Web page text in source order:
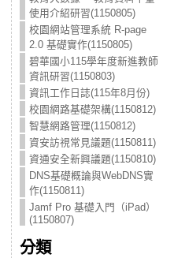
使用介紹研習(1150805)
校園網站管理系統 R-page
2.0 基礎實作(1150805)
碧華國小115學年度新進教師
資訊研習(1150803)
資訊工作日誌(115年8月份)
校園網路基礎架構(1150812)
智慧網路管理(1150812)
資安訪視常見議題(1150811)
資通安全新興議題(1150810)
DNS基礎概論與WebDNS實
作(1150811)
Jamf Pro 基礎入門（iPad）
(1150807)
分類